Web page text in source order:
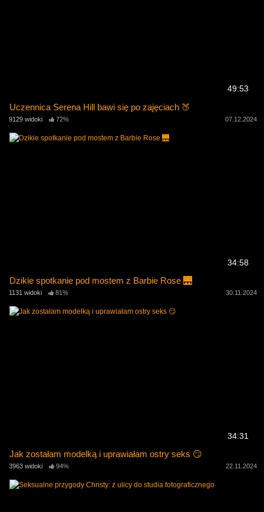
49:53
Uczennica Serena Hill bawi się po zajęciach 🍑
9129 widoki 72% 07.12.2024
34:58
Dzikie spotkanie pod mostem z Barbie Rose 🌉
1131 widoki 81% 30.11.2024
34:31
Jak zostałam modelką i uprawiałam ostry seks 😏
3963 widoki 94% 22.11.2024